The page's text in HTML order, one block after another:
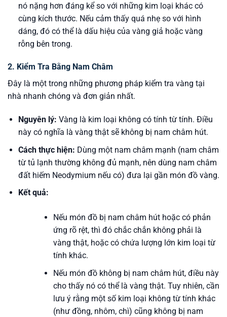
nó nặng hơn đáng kể so với những kim loại khác có
cùng kích thước. Nếu cảm thấy quá nhẹ so với hình
dáng, đó có thể là dấu hiệu của vàng giả hoặc vàng
rỗng bên trong.
2. Kiểm Tra Bằng Nam Châm
Đây là một trong những phương pháp kiểm tra vàng tại
nhà nhanh chóng và đơn giản nhất.
Nguyên lý: Vàng là kim loại không có tính từ tính. Điều
này có nghĩa là vàng thật sẽ không bị nam châm hút.
Cách thực hiện: Dùng một nam châm mạnh (nam châm
từ tủ lạnh thường không đủ mạnh, nên dùng nam châm
đất hiếm Neodymium nếu có) đưa lại gần món đồ vàng.
Kết quả:
Nếu món đồ bị nam châm hút hoặc có phản
ứng rõ rệt, thì đó chắc chắn không phải là
vàng thật, hoặc có chứa lượng lớn kim loại từ
tính khác.
Nếu món đồ không bị nam châm hút, điều này
cho thấy nó có thể là vàng thật. Tuy nhiên, cần
lưu ý rằng một số kim loại không từ tính khác
(như đồng, nhôm, chì) cũng không bị nam